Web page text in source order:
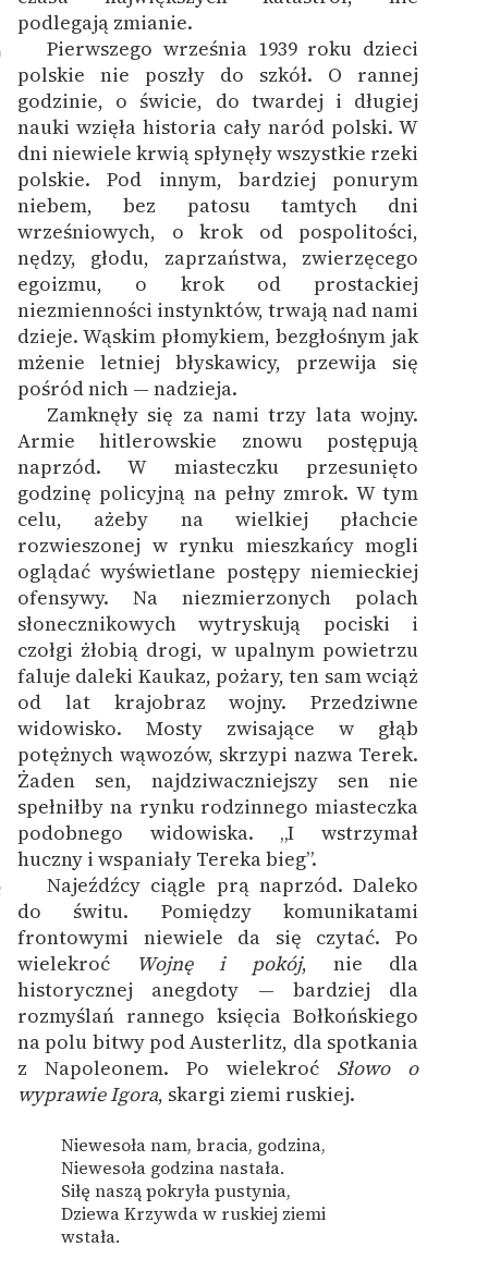
podlegają zmianie.
Pierwszego września 1939 roku dzieci
polskie nie poszły do szkół. O rannej
godzinie, o świcie, do twardej i długiej
nauki wzięła historia cały naród polski. W
dni niewiele krwią spłynęły wszystkie rzeki
polskie. Pod innym, bardziej ponurym
niebem, bez patosu tamtych dni
wrześniowych, o krok od pospolitości,
nędzy, głodu, zaprzaństwa, zwierzęcego
egoizmu, o krok od prostackiej
niezmienności instynktów, trwają nad nami
dzieje. Wąskim płomykiem, bezgłośnym jak
mżenie letniej błyskawicy, przewija się
pośród nich — nadzieja.
Zamknęły się za nami trzy lata wojny.
Armie hitlerowskie znowu postępują
naprzód. W miasteczku przesunięto
godzinę policyjną na pełny zmrok. W tym
celu, ażeby na wielkiej płachcie
rozwieszonej w rynku mieszkańcy mogli
oglądać wyświetlane postępy niemieckiej
ofensywy. Na niezmierzonych polach
słonecznikowych wytryskują pociski i
czołgi żłobią drogi, w upalnym powietrzu
faluje daleki Kaukaz, pożary, ten sam wciąż
od lat krajobraz wojny. Przedziwne
widowisko. Mosty zwisające w głąb
potężnych wąwozów, skrzypi nazwa Terek.
Żaden sen, najdziwaczniejszy sen nie
spełniłby na rynku rodzinnego miasteczka
podobnego widowiska. „I wstrzymał
huczny i wspaniały Tereka bieg”.
Najeźdźcy ciągle prą naprzód. Daleko
do świtu. Pomiędzy komunikatami
frontowymi niewiele da się czytać. Po
wielekroć
Wojnę i pokój, nie dla
historycznej anegdoty — bardziej dla
rozmyślań rannego księcia Bołkońskiego
na polu bitwy pod Austerlitz, dla spotkania
z Napoleonem. Po wielekroć Słowo o
wyprawie Igora, skargi ziemi ruskiej.
Niewesoła nam, bracia, godzina,
Niewesoła godzina nastała.
Siłę naszą pokryła pustynia,
Dziewa Krzywda w ruskiej ziemi
wstała.